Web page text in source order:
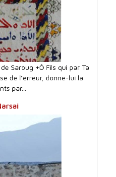
Saroug +Ô Fils qui par Ta
de l’erreur, donne-lui la
par...